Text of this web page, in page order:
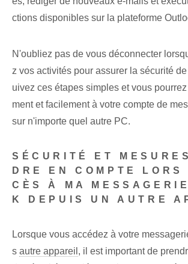
ctions disponibles sur la plateforme⁤
N'oubliez pas de vous déconnecter
z vos activités pour assurer la sécurité
uivez ces étapes simples et vous
ment et facilement à votre ⁢compte de
sur n'importe quel autre PC⁤.
SÉCURITÉ ET
DRE EN COMPTE
CÈS À MA
K DEPUIS UN AUTRE
Lorsque vous accédez à votre
s autre appareil , il est important de